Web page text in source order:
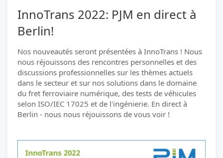
InnoTrans 2022: PJM en direct à
Berlin!
Nos nouveautés seront présentées à InnoTrans ! Nous
nous réjouissons des rencontres personnelles et des
discussions professionnelles sur les thèmes actuels
dans le secteur et sur nos solutions dans le domaine
du fret ferroviaire numérique, des tests de véhicules
selon ISO/IEC 17025 et de l'ingénierie. En direct à
Berlin - nous nous réjouissons de vous voir !